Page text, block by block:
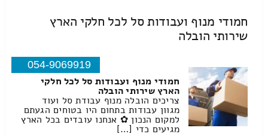
חמודי מנוף ועבודות סל לכל חלקי הארץ
שירותי הובלה
054-9069919
חמודי מנוף ועבודות סל לכל חלקי
הארץ שירותי הובלה
צריכים הובלה מנוף עבודת סל ועוד
מגוון עבודות בתחום היו בטוחים הגעתם
למקום הנכון ✿ אנחנו עובדים בכל הארץ
מגיעים כדי […]